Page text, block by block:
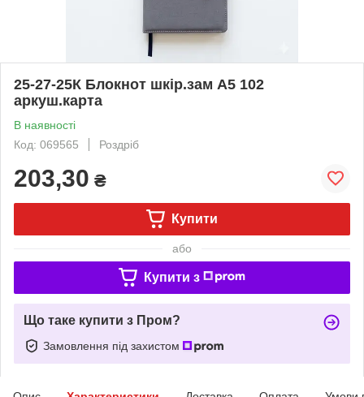
25-27-25К Блокнот шкір.зам А5 102
аркуш.карта
В наявності
Код: 069565
Роздріб
203,30 ₴
Купити
або
Купити з
Що таке купити з Пром?
Замовлення під захистом